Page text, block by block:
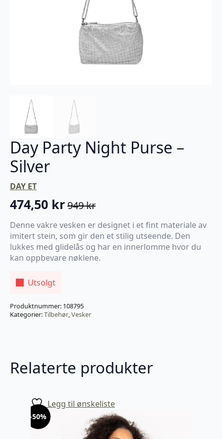
Day Party Night Purse –
Silver
DAY ET
949kr
Opprinnelig
pris
var:
949 kr.
474,50 kr
Nåværende
pris
er:
474,50 kr.
Denne vakre vesken er designet i et fint materiale av
imitert stein, som gir den et stilig utseende. Den
lukkes med glidelås og har en innerlomme hvor du
kan oppbevare nøklene.
Utsolgt
Produktnummer: 108795
Kategorier:Tilbehør,Vesker
Relaterte produkter
Legg til ønskeliste
-50%